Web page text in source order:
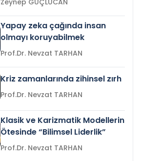
Zeynep GÜÇLÜCAN
Yapay zeka çağında insan
olmayı koruyabilmek
Prof.Dr. Nevzat TARHAN
Kriz zamanlarında zihinsel zırh
Prof.Dr. Nevzat TARHAN
Klasik ve Karizmatik Modellerin
Ötesinde “Bilimsel Liderlik”
Prof.Dr. Nevzat TARHAN